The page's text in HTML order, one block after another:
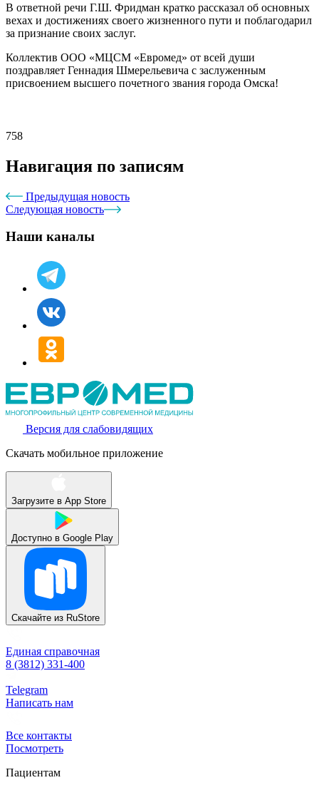
В ответной речи Г.Ш. Фридман кратко рассказал об основных
вехах и достижениях своего жизненного пути и поблагодарил
за признание своих заслуг.
Коллектив ООО «МЦСМ «Евромед» от всей души
поздравляет Геннадия Шмерельевича с заслуженным
присвоением высшего почетного звания города Омска!
758
Навигация по записям
Предыдущая новость
Следующая новость
Наши каналы
Версия для слабовидящих
Скачать мобильное приложение
Загрузите в App Store
Доступно в Google Play
Скачайте из RuStore
Единая справочная
8 (3812) 331-400
Telegram
Написать нам
Все контакты
Посмотреть
Пациентам